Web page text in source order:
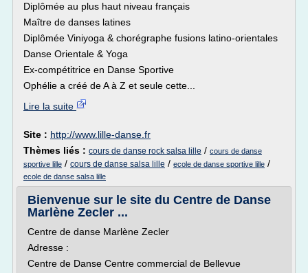
Diplômée au plus haut niveau français
Maître de danses latines
Diplômée Viniyoga & chorégraphe fusions latino-orientales
Danse Orientale & Yoga
Ex-compétitrice en Danse Sportive
Ophélie a créé de A à Z et seule cette...
Lire la suite
Site : http://www.lille-danse.fr
Thèmes liés : cours de danse rock salsa lille / cours de danse
sportive lille / cours de danse salsa lille / ecole de danse sportive lille /
ecole de danse salsa lille
Bienvenue sur le site du Centre de Danse
Marlène Zecler ...
Centre de danse Marlène Zecler
Adresse :
Centre de Danse Centre commercial de Bellevue